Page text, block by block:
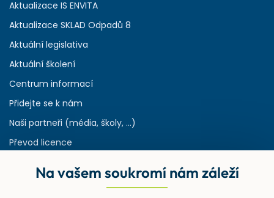
Aktualizace IS ENVITA
Aktualizace SKLAD Odpadů 8
Aktuální legislativa
Aktuální školení
Centrum informací
Přidejte se k nám
Naši partneři (média, školy, ...)
Převod licence
Rejstřík používaných zkratek v odpadech
Na vašem soukromí nám záleží